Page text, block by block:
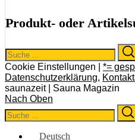
Produkt- oder
Search
for:
Cookie Einstellungen | *=
Datenschutzerklärung,
saunazeit | Sauna Magazin
Nach Oben
Search
for:
Deutsch